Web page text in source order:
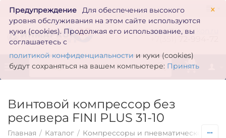
×
Предупреждение
Для обеспечения высокого
уровня обслуживания на этом сайте используются
куки (cookies). Продолжая его использование, вы
соглашаетесь с
политикой конфиденциальности и куки (cookies)
будут сохраняться на вашем компьютере: Принять
zakaz@inmarkon.ru
0
Винтовой компрессор без
ресивера FINI PLUS 31-10
Главная / Каталог / Компрессоры и пневматическое